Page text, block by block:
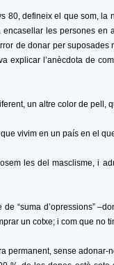
defineix el que som,
les persones
de donar per
explicar l’anècdota de
un altre color de pell,
vivim en un país en el
les del masclisme, i
“suma d’opressions”
un cotxe; i com que no
permanent, sense adonar-